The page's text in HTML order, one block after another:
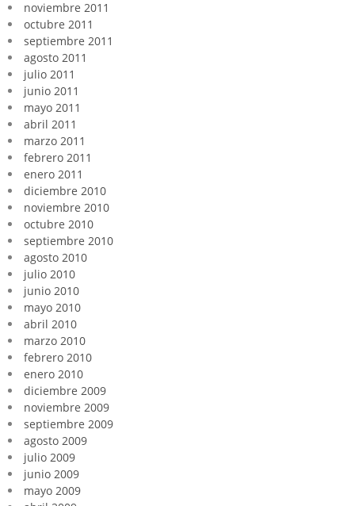
noviembre 2011
octubre 2011
septiembre 2011
agosto 2011
julio 2011
junio 2011
mayo 2011
abril 2011
marzo 2011
febrero 2011
enero 2011
diciembre 2010
noviembre 2010
octubre 2010
septiembre 2010
agosto 2010
julio 2010
junio 2010
mayo 2010
abril 2010
marzo 2010
febrero 2010
enero 2010
diciembre 2009
noviembre 2009
septiembre 2009
agosto 2009
julio 2009
junio 2009
mayo 2009